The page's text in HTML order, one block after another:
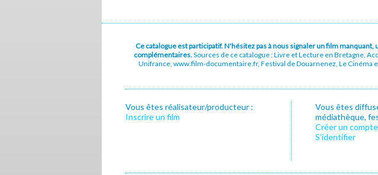
Ce catalogue est participatif. N'hésitez pas à nous signaler un film
complémentaires.Sources de ce catalogue : Livre et Lecture en Bretagne,
Unifrance, www.film-documentaire.fr, Festival de Douarnenez, Le Cinéma
Vous êtes réalisateur/producteur :
Inscrire un film
Vous êtes
médiathèque,
Créer un compte
S’identifier